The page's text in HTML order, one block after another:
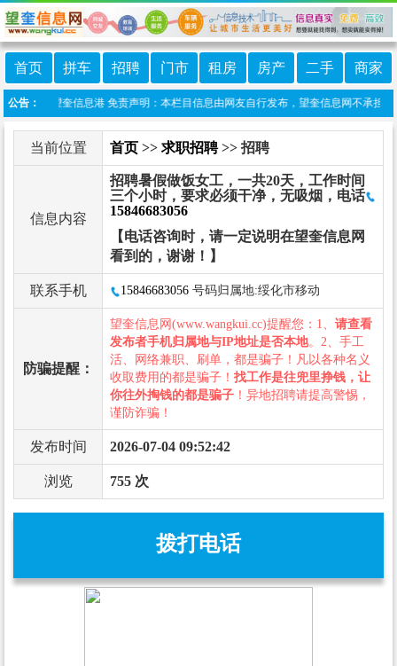
首页 拼车 招聘 门市 租房 房产 二手 商家
公告：
小程序:望奎信息港 免责声明：本栏目信息由网友自行发布，望奎信息网不承担任
当前位置 首页 >> 求职招聘>> 招聘
信息内容
招聘暑假做饭女工，一共20天，工作时间
三个小时，要求必须干净，无吸烟，电话
15846683056
【电话咨询时，请一定说明在望奎信息网
看到的，谢谢！】
联系手机 15846683056 号码归属地:绥化市移动
防骗提醒：
望奎信息网(www.wangkui.cc)提醒您：1、 请查看
发布者手机归属地与IP地址是否本地。2、手工
活、网络兼职、刷单，都是骗子！凡以各种名义
收取费用的都是骗子！ 找工作是往兜里挣钱，让
你往外掏钱的都是骗子 ！异地招聘请提高警惕，
谨防诈骗！
发布时间 2026-07-04 09:52:42
浏览 755 次
拨打电话